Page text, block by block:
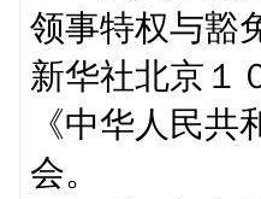
领事特权与豁
新华社北京１
《中华人民
会。